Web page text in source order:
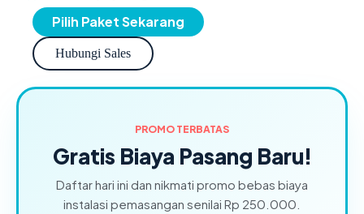
Pilih Paket Sekarang
Hubungi Sales
PROMO TERBATAS
Gratis Biaya Pasang Baru!
Daftar hari ini dan nikmati promo bebas biaya
instalasi pemasangan senilai Rp 250.000.